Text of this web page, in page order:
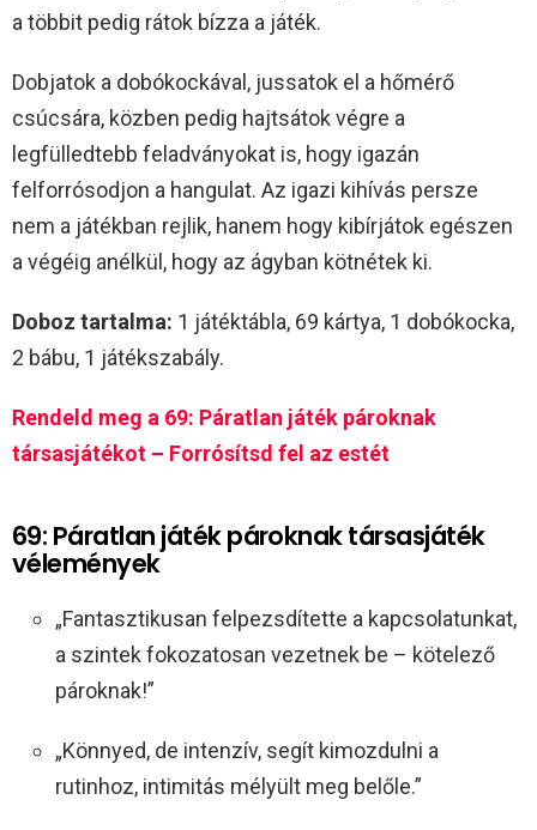
a többit pedig rátok bízza a játék.
Dobjatok a dobókockával, jussatok el a hőmérő
csúcsára, közben pedig hajtsátok végre a
legfülledtebb feladványokat is, hogy igazán
felforrósodjon a hangulat. Az igazi kihívás persze
nem a játékban rejlik, hanem hogy kibírjátok egészen
a végéig anélkül, hogy az ágyban kötnétek ki.
Doboz tartalma: 1 játéktábla, 69 kártya, 1 dobókocka,
2 bábu, 1 játékszabály.
Rendeld meg a 69: Páratlan játék pároknak
társasjátékot – Forrósítsd fel az estét
69: Páratlan játék pároknak társasjáték
vélemények
„Fantasztikusan felpezsdítette a kapcsolatunkat,
a szintek fokozatosan vezetnek be – kötelező
pároknak!”
„Könnyed, de intenzív, segít kimozdulni a
rutinhoz, intimitás mélyült meg belőle.”